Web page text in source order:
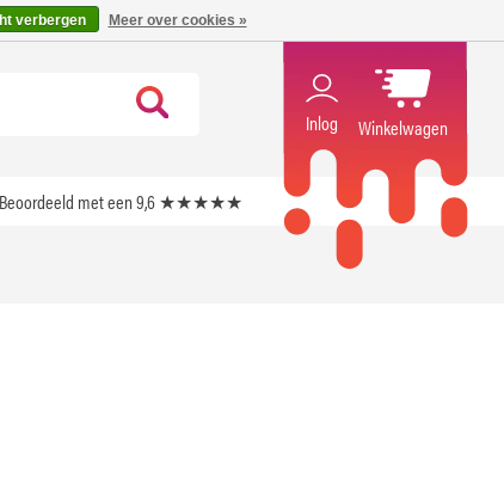
''verfrissend''
Inlog Winkelwagen
Beoordeeld met een 9,6 ★★★★★
verbergen Meer over cookies »